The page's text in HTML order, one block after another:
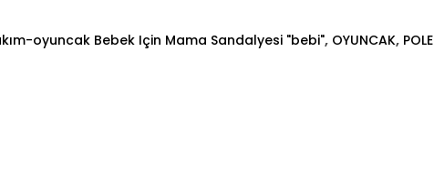
oyuncak Bebek Için Mama Sandalyesi "bebi", OYUNCAK,